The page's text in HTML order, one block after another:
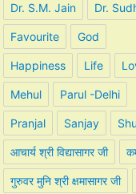
Dr. S.M. Jain Dr.
Favourite God
Happiness Life
Mehul Parul -Delhi
Pranjal Sanjay
आचार्य श्री विद्यासागर जी
गुरुवर मुनि श्री क्षमासागर जी